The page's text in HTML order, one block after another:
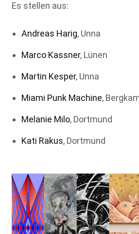
Es stellen aus:
Andreas Harig, Unna
Marco Kassner, Lünen
Martin Kesper, Unna
Miami Punk Machine,
Melanie Milo, Dortmund
Kati Rakus, Dortmund